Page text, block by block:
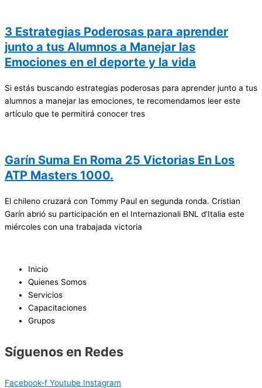
3 Estrategias Poderosas para aprender
junto a tus Alumnos a Manejar las
Emociones en el deporte y la vida
Si estás buscando estrategias poderosas para aprender junto a tus
alumnos a manejar las emociones, te recomendamos leer este
artículo que te permitirá conocer tres
Garín Suma En Roma 25 Victorias En Los
ATP Masters 1000.
El chileno cruzará con Tommy Paul en segunda ronda. Cristian
Garín abrió su participación en el Internazionali BNL d’Italia este
miércoles con una trabajada victoria
Inicio
Quienes Somos
Servicios
Capacitaciones
Grupos
Síguenos en Redes
Facebook-f Youtube Instagram